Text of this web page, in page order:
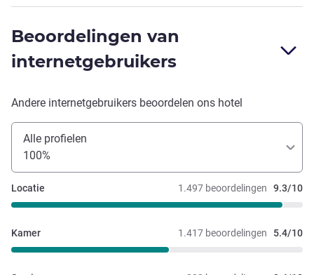
Beoordelingen van
internetgebruikers
Andere internetgebruikers beoordelen ons hotel
Alle profielen
100%
1.497 beoordelingen 9.3/10
Locatie
1.417 beoordelingen 5.4/10
Kamer